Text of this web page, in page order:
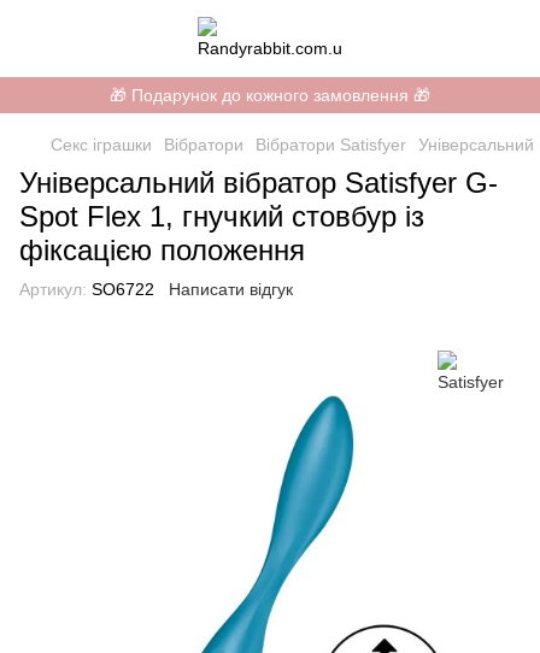
🎁 Подарунок до кожного замовлення 🎁
Секс іграшки Вібратори Вібратори Satisfyer
Універсальний вібратор Satisfyer G-
Spot Flex 1, гнучкий стовбур із
фіксацією положення
Артикул: SO6722 Написати відгук